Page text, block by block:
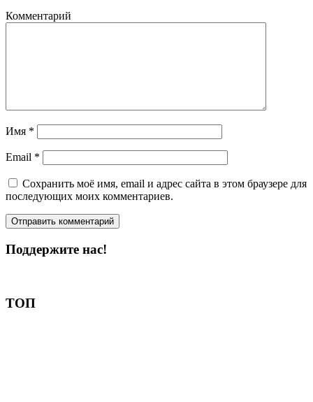
Комментарий
Имя *
Email *
Сохранить моё имя, email и адрес сайта в этом браузере для
последующих моих комментариев.
Поддержите нас!
ТОП